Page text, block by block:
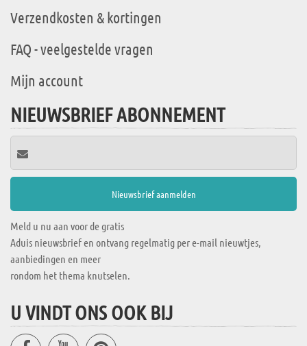
Verzendkosten & kortingen
FAQ - veelgestelde vragen
Mijn account
NIEUWSBRIEF ABONNEMENT
Meld u nu aan voor de gratis
Aduis nieuwsbrief en ontvang regelmatig per e-mail nieuwtjes,
aanbiedingen en meer
rondom het thema knutselen.
U VINDT ONS OOK BIJ